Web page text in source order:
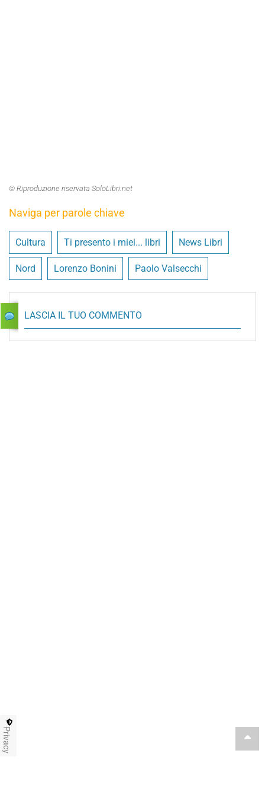
© Riproduzione riservata SoloLibri.net
Naviga per parole chiave
Cultura Ti presento i miei... libri News Libri
Nord Lorenzo Bonini Paolo Valsecchi
LASCIA IL TUO COMMENTO
Privacy